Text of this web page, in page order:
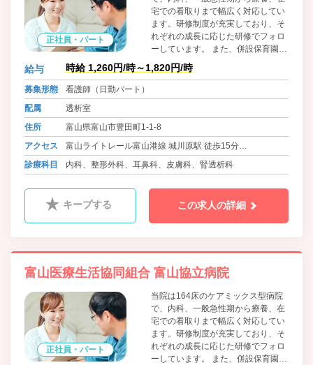
正社員・パート
宅での看取りまで幅広く対応してい
ます。研修制度が充実しており、そ
れぞれの成長に応じた研修でフォロ
ーしています。 また、併設保育園も
あり、育児との両立も可能。ワーク
ライフバランスを推進しています。
よりそった看護しませんか？
給与 時給 1,260円/時～1,820円/時
募集形態
看護師（日勤パート）
配属
透析室
住所
富山県富山市豊田町1-1-8
アクセス
富山ライトレール富山港線 城川原駅 徒歩15分
富山ライトレール 越中中島駅 徒歩15分
診療科目 内科、整形外科、耳鼻科、皮膚科、腎透析科
キープする この求人の詳細
富山医療生活協同組合 富山協立病院
正社員・パート
当院は164床のケアミックス型病院
で、内科、一般急性期から療養、在
宅での看取りまで幅広く対応してい
ます。研修制度が充実しており、そ
れぞれの成長に応じた研修でフォロ
ーしています。 また、併設保育園も